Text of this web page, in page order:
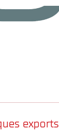
exports